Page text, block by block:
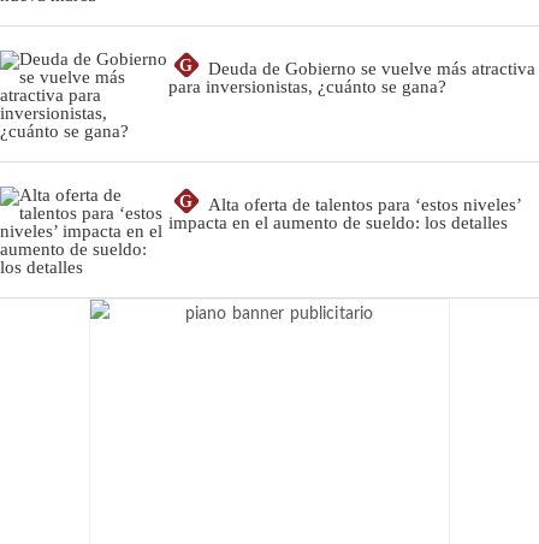
G
Deuda de Gobierno se vuelve más atractiva
para inversionistas, ¿cuánto se gana?
G
Alta oferta de talentos para ‘estos niveles’
impacta en el aumento de sueldo: los detalles